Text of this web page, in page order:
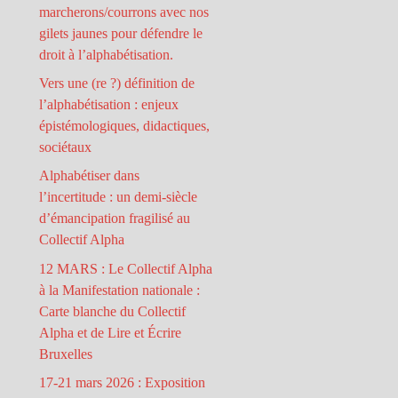
marcherons/courrons avec nos
gilets jaunes pour défendre le
droit à l’alphabétisation.
Vers une (re ?) définition de
l’alphabétisation : enjeux
épistémologiques, didactiques,
sociétaux
Alphabétiser dans
l’incertitude : un demi-siècle
d’émancipation fragilisé au
Collectif Alpha
12 MARS : Le Collectif Alpha
à la Manifestation nationale :
Carte blanche du Collectif
Alpha et de Lire et Écrire
Bruxelles
17-21 mars 2026 : Exposition